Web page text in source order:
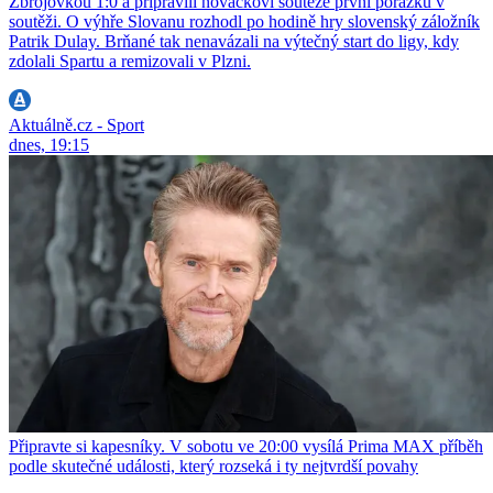
soutěži. O výhře Slovanu rozhodl po hodině hry slovenský záložník
Patrik Dulay. Brňané tak nenavázali na výtečný start do ligy, kdy
zdolali Spartu a remizovali v Plzni.
Aktuálně.cz - Sport
dnes, 19:15
Připravte si kapesníky. V sobotu ve 20:00 vysílá Prima MAX příběh
podle skutečné události, který rozseká i ty nejtvrdší povahy